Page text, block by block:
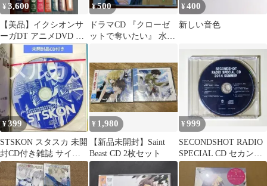
¥3,600
【美品】イクシオンサ
ーガDT アニメDVD 全8
巻セット
¥500
ドラマCD 『クローゼ
ットで奪いたい』 水上
¥400
新しい音色
¥399
STSKON スタスカ 未開
封CD付き雑誌 サイズ
小さめ
¥ 1,980
【新品未開封】Saint
Beast CD 2枚セット
¥999
SECONDSHOT RADIO
SPECIAL CD セカンド
ショット ラジオ